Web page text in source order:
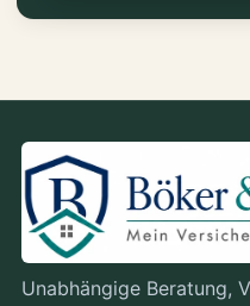
Unabhängige Beratung,